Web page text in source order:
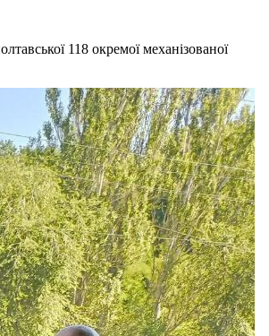
118 окремої механізованої